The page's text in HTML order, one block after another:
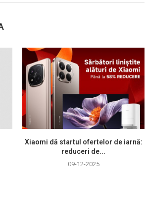
Xiaomi dă startul ofertelor de iarnă:
reduceri de...
09-12-2025